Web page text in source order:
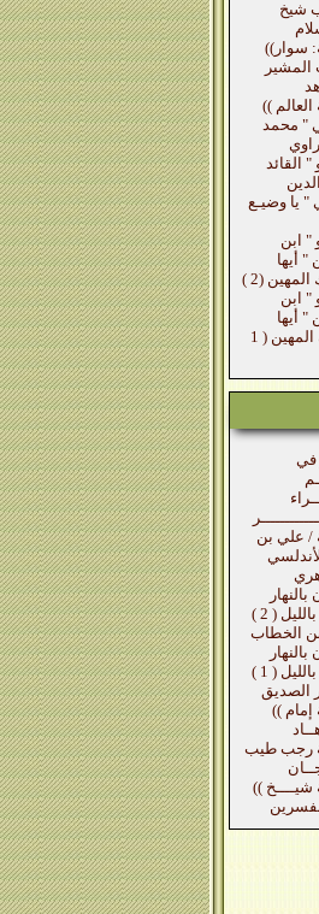
شيخ
((ترجمة: سوار
المشير
(( ترجمة العالم
" محمد
" القائد
" يا وضيـع
" ابن
" أيها
" ابن
" أيها
الهالك المهين ( 1
في
/ علي بن
رهبان بالليل ( 2 )
رهبان بالليل ( 1 )
(( ترجمة إمام
رجب طيب
(( ترجمة شيــــخ